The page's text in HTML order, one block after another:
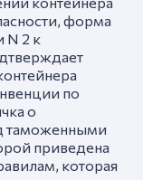
форма
N 2 к
по
о
таможенными
приведена
которая